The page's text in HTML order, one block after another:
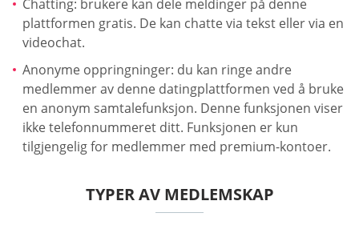
Chatting: brukere kan dele meldinger på denne
plattformen gratis. De kan chatte via tekst eller via en
videochat.
Anonyme oppringninger: du kan ringe andre
medlemmer av denne datingplattformen ved å bruke
en anonym samtalefunksjon. Denne funksjonen viser
ikke telefonnummeret ditt. Funksjonen er kun
tilgjengelig for medlemmer med premium-kontoer.
TYPER AV MEDLEMSKAP